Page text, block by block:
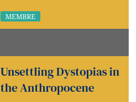
MEMBRE
Unsettling Dystopias in
the Anthropocene